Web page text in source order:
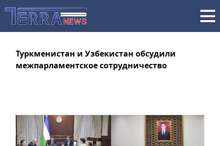
Туркменистан и Узбекистан обсудили
межпарламентское сотрудничество